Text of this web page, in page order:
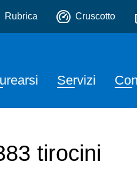
Rubrica Cruscotto
Servizi
tirocini